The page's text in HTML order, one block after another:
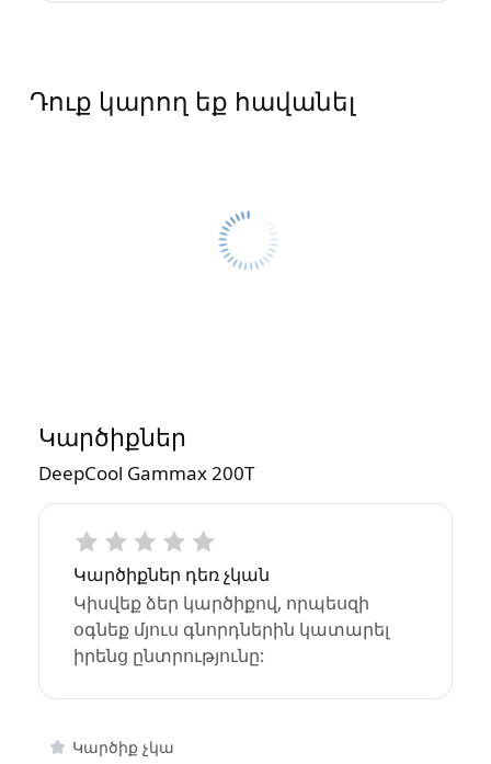
Դուք կարող եք հավանել
Կարծիքներ
DeepCool Gammax 200T
Կարծիքներ դեռ չկան
Կիսվեք ձեր կարծիքով, որպեսզի
օգնեք մյուս գնորդներին կատարել
իրենց ընտրությունը:
Կարծիք չկա